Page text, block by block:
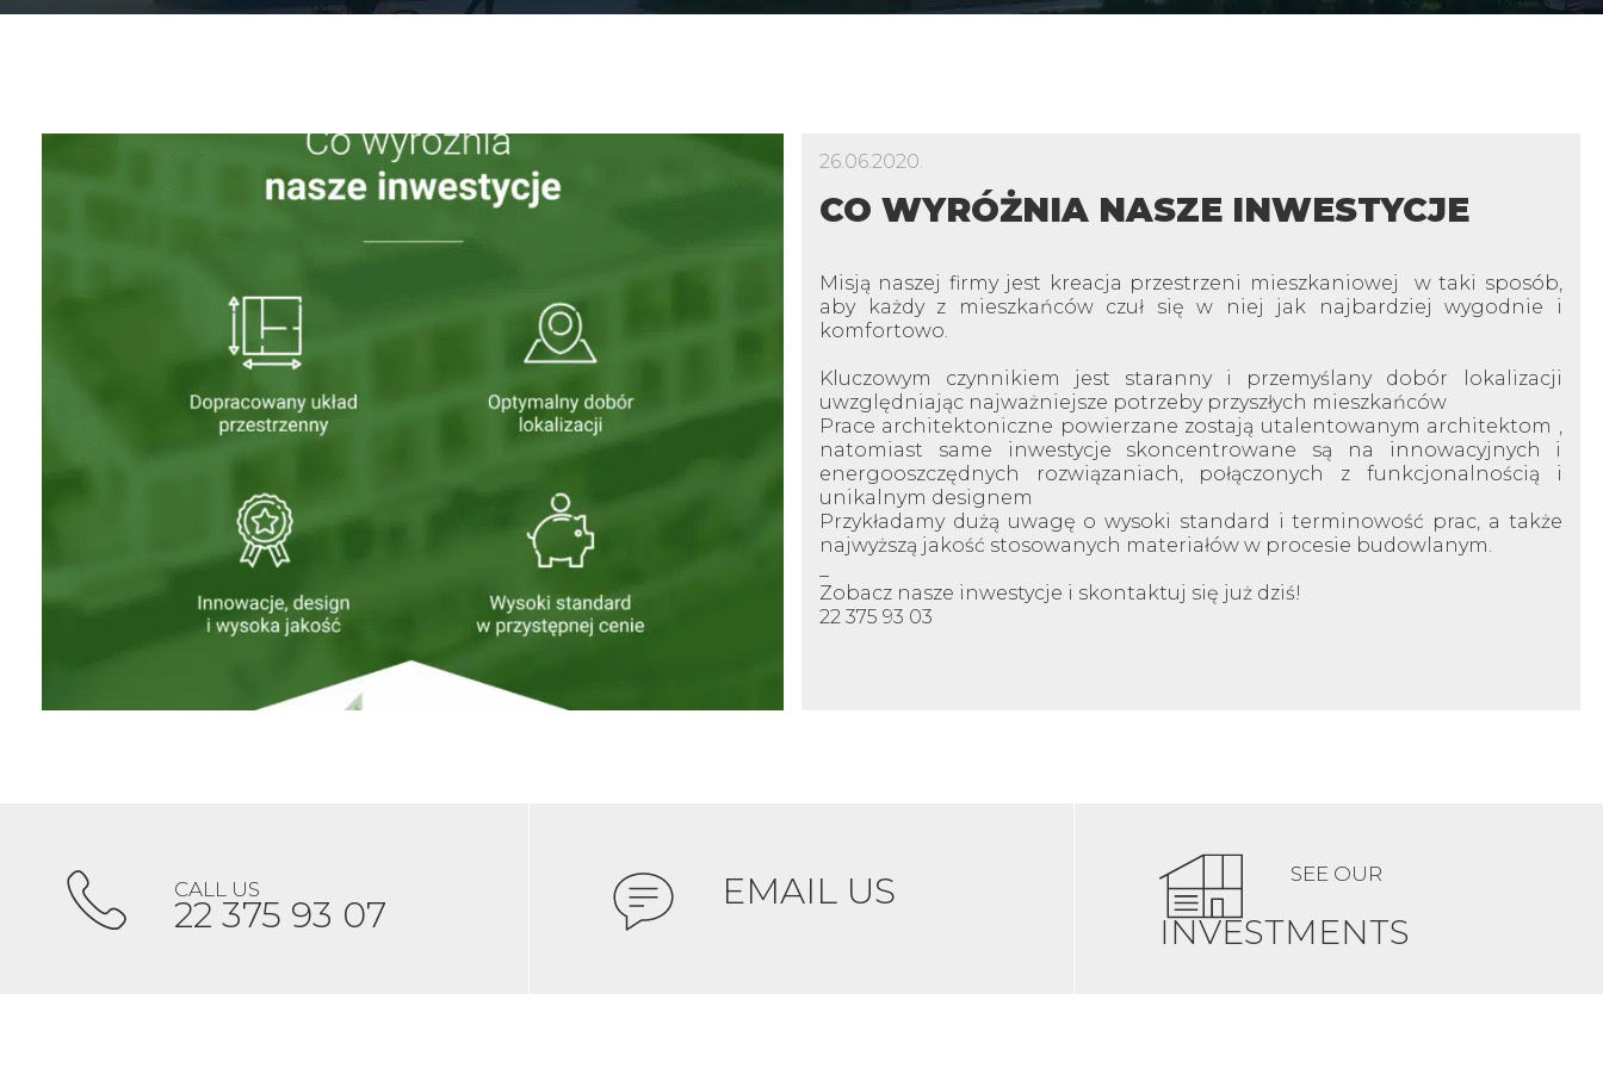
26.06.2020.
CO WYRÓŻNIA NASZE INWESTYCJE
Misją naszej firmy jest kreacja przestrzeni mieszkaniowej w taki sposób,
aby każdy z mieszkańców czuł się w niej jak najbardziej wygodnie i
komfortowo.
Kluczowym czynnikiem jest staranny i przemyślany dobór lokalizacji
uwzględniając najważniejsze potrzeby przyszłych mieszkańców
Prace architektoniczne powierzane zostają utalentowanym architektom ,
natomiast same inwestycje skoncentrowane są na innowacyjnych i
energooszczędnych rozwiązaniach, połączonych z funkcjonalnością i
unikalnym designem
Przykładamy dużą uwagę o wysoki standard i terminowość prac, a także
najwyższą jakość stosowanych materiałów w procesie budowlanym.
Zobacz nasze inwestycje i skontaktuj się już dziś!
22 375 93 03
CALL US
22 375 93 07
EMAIL US SEE OUR
INVESTMENTS